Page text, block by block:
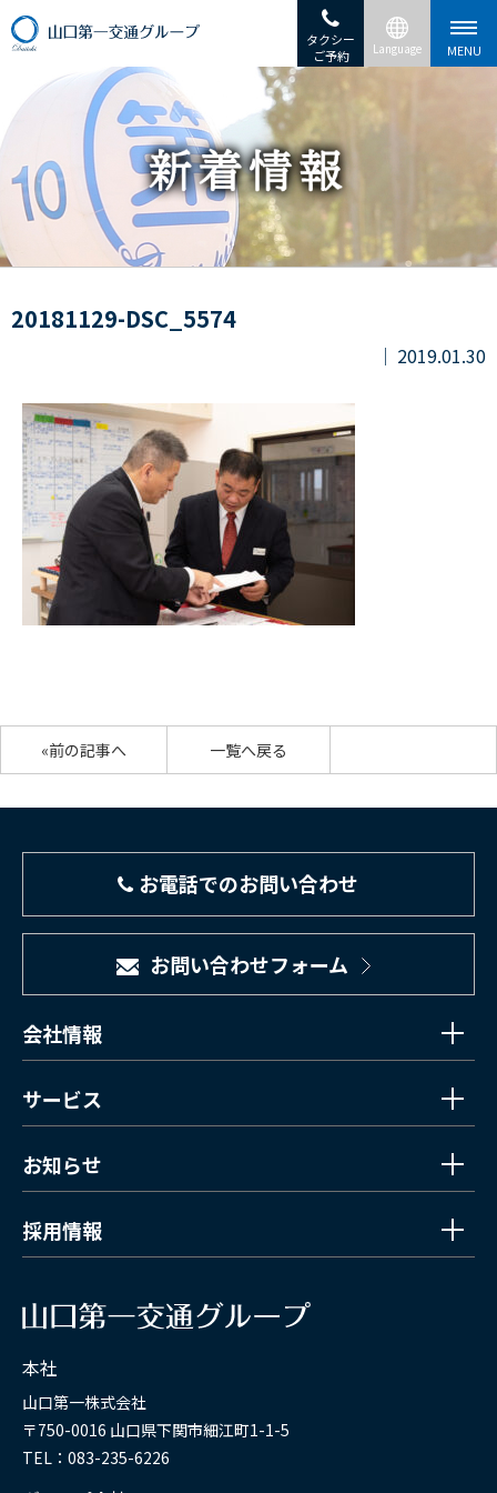
タクシー
ご予約
20181129-DSC_5574
2019.01.30
«前の記事へ 一覧へ戻る
お電話でのお問い合わせ
お問い合わせフォーム
会社情報
サービス
お知らせ
採用情報
本社
山口第一株式会社
〒750-0016 山口県下関市細江町1-1-5
TEL：083-235-6226